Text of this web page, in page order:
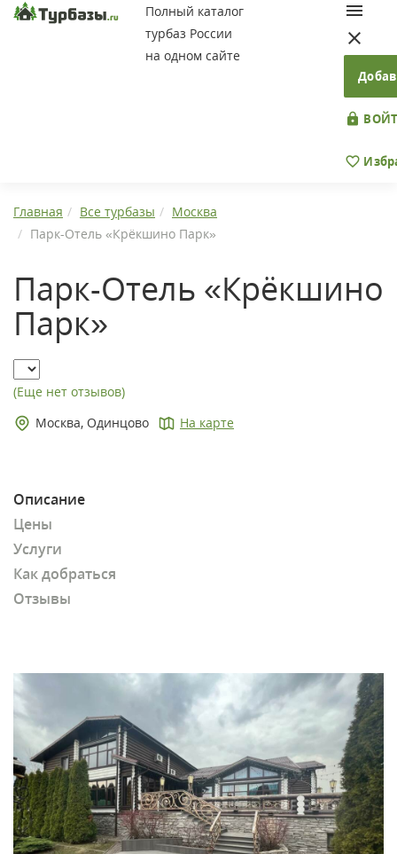
Полный каталог
турбаз России
на одном сайте
Главная Все турбазы
Москва
Парк-Отель «Крёкшино Парк»
Парк-Отель «Крёкшино
Парк»
(Еще нет отзывов)
Москва, Одинцово
На карте
Описание
Цены
Услуги
Как добраться
Отзывы